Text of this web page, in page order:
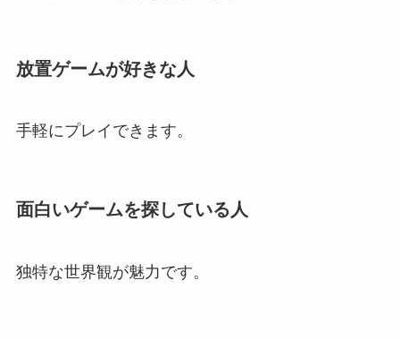
放置ゲームが好きな人
手軽にプレイできます。
面白いゲームを探している人
独特な世界観が魅力です。